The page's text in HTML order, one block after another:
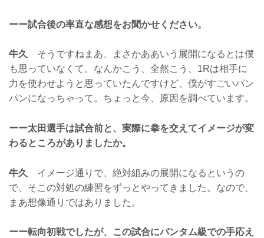
ーー試合後の率直な感想をお聞かせください。
牛久 そうですねまあ、まさかああいう展開になるとは僕
も思っていなくて。なんかこう、全然こう、1Rは相手に
力を使わせようと思っていたんですけど、僕がすごいパン
パンになっちゃって。ちょっと今、原因を調べています。
ーー太田選手は試合前と、実際に拳を交えてイメージが変
わるところがありましたか。
牛久
イメージ通りで、絶対組みの展開になるというの
で、そこの対処の練習をずっとやってきました。なので、
まあ想像通りではありました。
ーー転向初戦でしたが、この試合にバンタム級での手応え